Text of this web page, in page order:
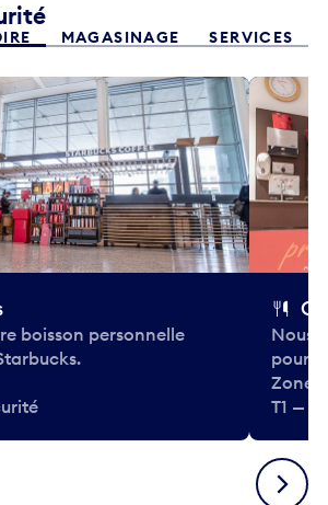
MAGASINAGE SERVICES
boisson personnelle
Nous
pour
Zone.
T1 —
Suivant